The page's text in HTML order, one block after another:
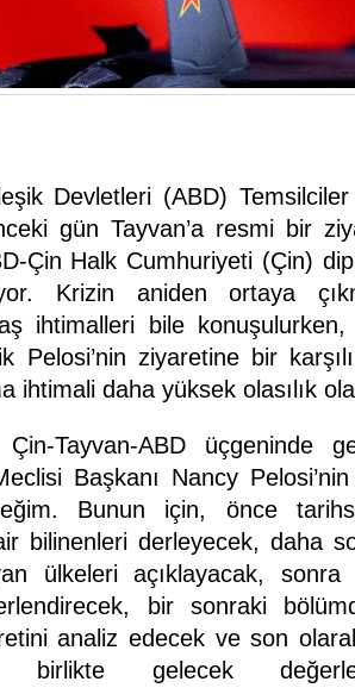
Devletleri (ABD)
gün Tayvan’a resmi bir
Çin Halk Cumhuriyeti (Çin)
Krizin aniden ortaya
ihtimalleri bile
Pelosi’nin ziyaretine bir
ihtimali daha yüksek olasılık
Çin-Tayvan-ABD üçgeninde
Başkanı Nancy
Bunun için, önce
bilinenleri derleyecek, daha
ülkeleri açıklayacak, sonra
bir sonraki
analiz edecek ve son
birlikte gelecek